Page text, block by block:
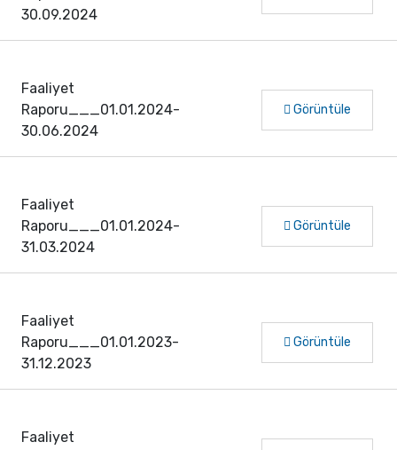
30.09.2024
Faaliyet
Raporu___01.01.2024-
30.06.2024
Görüntüle
Faaliyet
Raporu___01.01.2024-
31.03.2024
Görüntüle
Faaliyet
Raporu___01.01.2023-
31.12.2023
Görüntüle
Faaliyet